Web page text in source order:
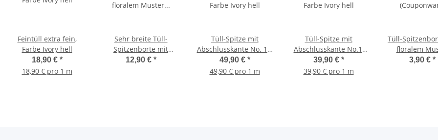
Feintüll extra fein,
Farbe Ivory hell
18,90 € *
18,90 € pro 1 m
Sehr breite Tüll-
Spitzenborte mit
floralem Muster
12,90 € *
Tüll-Spitze mit
Abschlusskante No. 11,
Farbe Ivory hell
49,90 € *
49,90 € pro 1 m
Tüll-Spitze mit
Abschlusskante No.1,
Farbe Ivory hell
39,90 € *
39,90 € pro 1 m
Tüll-
floralem
3,90 € *